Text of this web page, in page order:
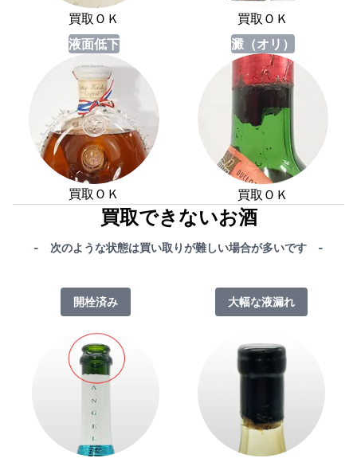
買取ＯＫ
買取ＯＫ
液面低下
買取ＯＫ
澱（オリ）
買取ＯＫ
買取できないお酒
- 次のような状態は買い取りが難しい場合が多いです -
開栓済み 大幅な液漏れ